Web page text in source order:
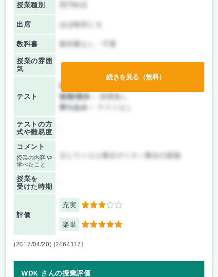
授業種別
出席 ほぼ毎回とる
教科書 教科書なし・不要
授業の雰囲
気
テスト
前期/中間：
後期/期末：
授業無し
持ち込み：
テストの方
式や難易度
コメント
授業の内容や
学べたこと
主にラジカル重合やイオン重合の講義
授業を
受けた時期
評価
充実 3
楽単 5
続きを見る（無料）
(2017/04/20) [2464117]
WDK さんの授業評価